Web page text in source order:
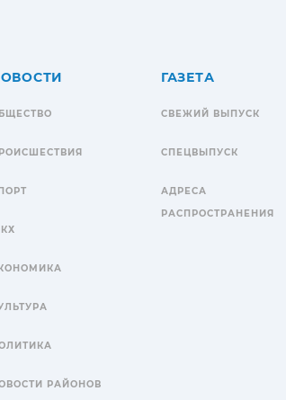
РАЙОНОВ
ГАЗЕТА
СВЕЖИЙ ВЫПУСК
СПЕЦВЫПУСК
АДРЕСА
РАСПРОСТРАНЕНИЯ